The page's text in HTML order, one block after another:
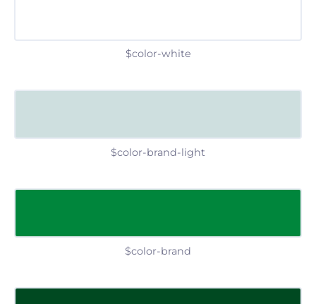
$color-white
$color-brand-light
$color-brand